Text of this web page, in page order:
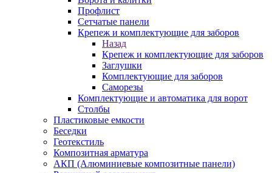
Профлист
Сетчатые панели
Крепеж и комплектующие для заборов
Назад
Крепеж и комплектующие для заборов
Заглушки
Комплектующие для заборов
Саморезы
Комплектующие и автоматика для ворот
Столбы
Пластиковые емкости
Беседки
Геотекстиль
Композитная арматура
АКП (Алюминиевые композитные панели)